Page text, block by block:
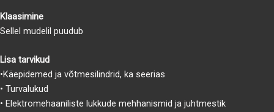
Klaasimine
Sellel mudelil puudub
Lisa tarvikud
•Käepidemed ja võtmesilindrid, ka seerias
• Turvalukud
• Elektromehaaniliste lukkude mehhanismid ja juhtmestik